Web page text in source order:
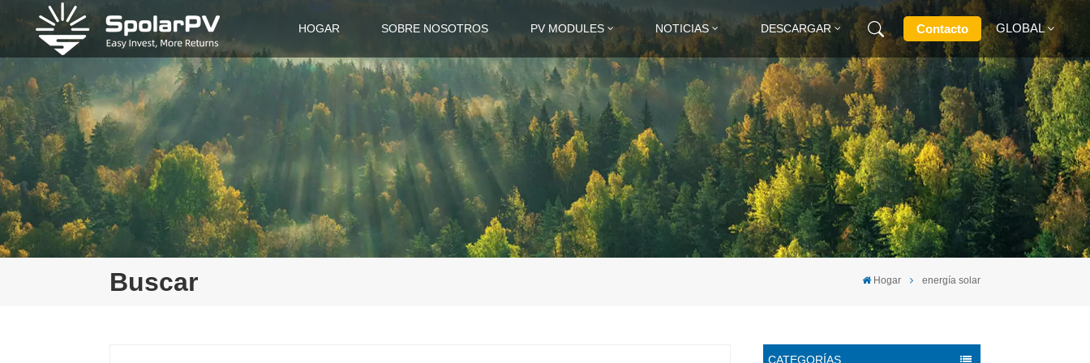
HOGAR SOBRE NOSOTROS PV MODULES NOTICIAS DESCARGAR Contacto GLOBAL
English
Français
Deutsch
Русский
Italiano
Español
Buscar Hogar energía solar
CATEGORÍAS